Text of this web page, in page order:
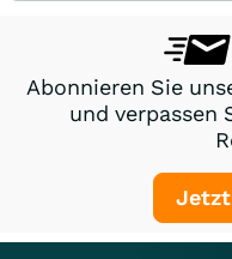
Abonnieren Sie
und verpassen
Jetzt